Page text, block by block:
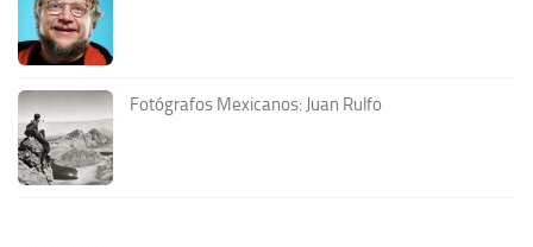
Fotógrafos Mexicanos: Juan Rulfo